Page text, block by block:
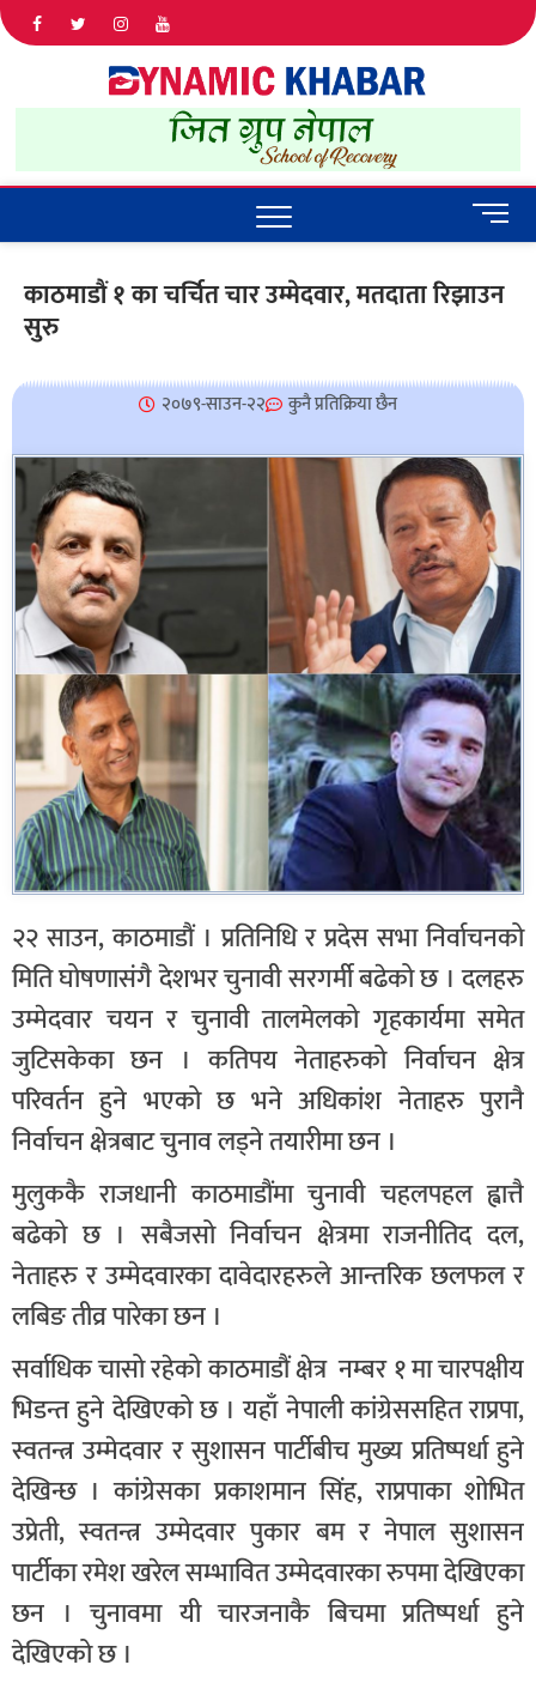
IN NEPAL
M
e
u
n
काठमाडौं १ का चर्चित चार उम्मेदवार, मतदाता रिझाउन
सुरु
२०७९-साउन-२२ कुनै प्रतिक्रिया छैन
२२ साउन, काठमाडौं । प्रतिनिधि र प्रदेस सभा निर्वाचनको
मिति घोषणासंगै देशभर चुनावी सरगर्मी बढेको छ । दलहरु
उम्मेदवार चयन र चुनावी तालमेलको गृहकार्यमा समेत
जुटिसकेका छन । कतिपय नेताहरुको निर्वाचन क्षेत्र
परिवर्तन हुने भएको छ भने अधिकांश नेताहरु पुरानै
निर्वाचन क्षेत्रबाट चुनाव लड्ने तयारीमा छन ।
मुलुककै राजधानी काठमाडौंमा चुनावी चहलपहल ह्वात्तै
बढेको छ । सबैजसो निर्वाचन क्षेत्रमा राजनीतिद दल,
नेताहरु र उम्मेदवारका दावेदारहरुले आन्तरिक छलफल र
लबिङ तीव्र पारेका छन ।
सर्वाधिक चासो रहेको काठमाडौं क्षेत्र नम्बर १ मा चारपक्षीय
भिडन्त हुने देखिएको छ । यहाँ नेपाली कांग्रेससहित राप्रपा,
स्वतन्त्र उम्मेदवार र सुशासन पार्टीबीच मुख्य प्रतिष्पर्धा हुने
देखिन्छ । कांग्रेसका प्रकाशमान सिंह, राप्रपाका शोभित
उप्रेती, स्वतन्त्र उम्मेदवार पुकार बम र नेपाल सुशासन
पार्टीका रमेश खरेल सम्भावित उम्मेदवारका रुपमा देखिएका
छन । चुनावमा यी चारजनाकै बिचमा प्रतिष्पर्धा हुने
देखिएको छ ।